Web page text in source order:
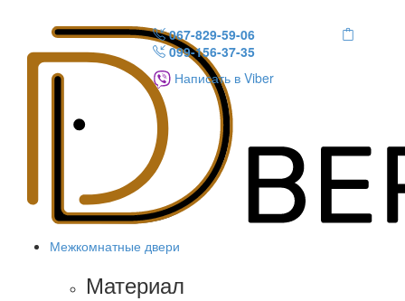
067-829-59-06
099-156-37-35
Написать в Viber
Межкомнатные двери
Материал